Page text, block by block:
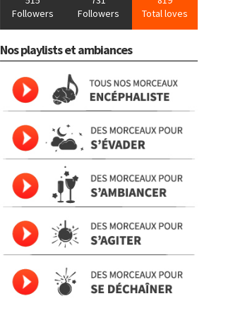
Followers
Followers
Total loves
Nos playlists et ambiances